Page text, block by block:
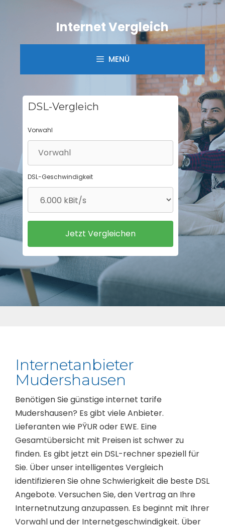
Internet Vergleich
MENÜ
DSL-Vergleich
Vorwahl
DSL-Geschwindigkeit
Internetanbieter
Mudershausen
Benötigen Sie günstige internet tarife
Mudershausen? Es gibt viele Anbieter.
Lieferanten wie PŸUR oder EWE. Eine
Gesamtübersicht mit Preisen ist schwer zu
finden. Es gibt jetzt ein DSL-rechner speziell für
Sie. Über unser intelligentes Vergleich
identifizieren Sie ohne Schwierigkeit die beste DSL
Angebote. Versuchen Sie, den Vertrag an Ihre
Internetnutzung anzupassen. Es beginnt mit Ihrer
Vorwahl und der Internetgeschwindigkeit. Über